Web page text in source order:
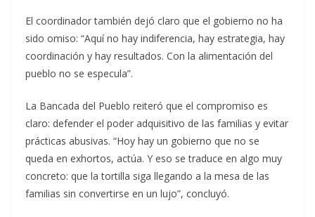
El coordinador también dejó claro que el gobierno no ha
sido omiso: “Aquí no hay indiferencia, hay estrategia, hay
coordinación y hay resultados. Con la alimentación del
pueblo no se especula”.
La Bancada del Pueblo reiteró que el compromiso es
claro: defender el poder adquisitivo de las familias y evitar
prácticas abusivas. “Hoy hay un gobierno que no se
queda en exhortos, actúa. Y eso se traduce en algo muy
concreto: que la tortilla siga llegando a la mesa de las
familias sin convertirse en un lujo”, concluyó.